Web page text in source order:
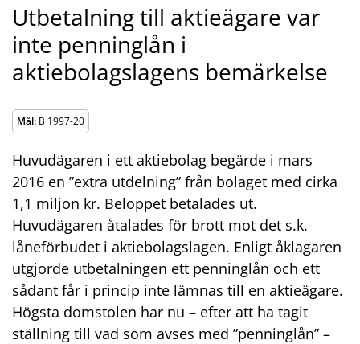
Utbetalning till aktieägare var
inte penninglån i
aktiebolagslagens bemärkelse
Mål: B 1997-20
Huvudägaren i ett aktiebolag begärde i mars
2016 en ”extra utdelning” från bolaget med cirka
1,1 miljon kr. Beloppet betalades ut.
Huvudägaren åtalades för brott mot det s.k.
låneförbudet i aktiebolagslagen. Enligt åklagaren
utgjorde utbetalningen ett penninglån och ett
sådant får i princip inte lämnas till en aktieägare.
Högsta domstolen har nu – efter att ha tagit
ställning till vad som avses med ”penninglån” –